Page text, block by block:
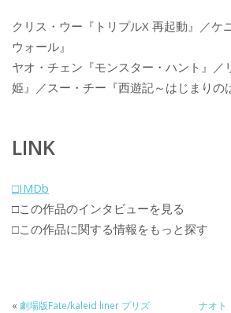
クリス・ウー『トリプルX 再起動』／ケ
ウォール』
ヤオ・チェン『モンスター・ハント』／
姫』／スー・チー『西遊記～はじまりの
LINK
□IMDb
□この作品のインタビューを見る
□この作品に関する情報をもっと探す
« 劇場版Fate/kaleid liner プリズ
ナオト